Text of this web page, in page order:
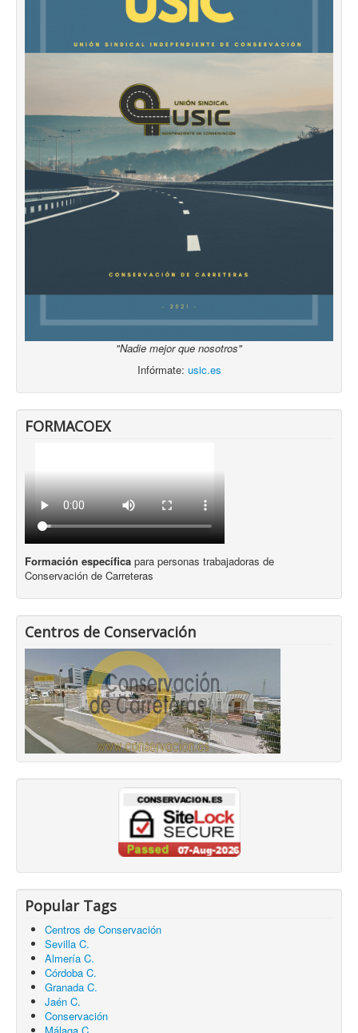
"Nadie mejor que nosotros"
Infórmate: usic.es
FORMACOEX
Formación específica para personas trabajadoras de
Conservación de Carreteras
Centros de Conservación
Popular Tags
Centros de Conservación
Sevilla C.
Almería C.
Córdoba C.
Granada C.
Jaén C.
Conservación